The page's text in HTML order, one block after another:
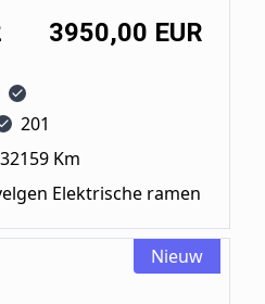
3950,00 EUR
201
Km
Elektrische ramen
Nieuw